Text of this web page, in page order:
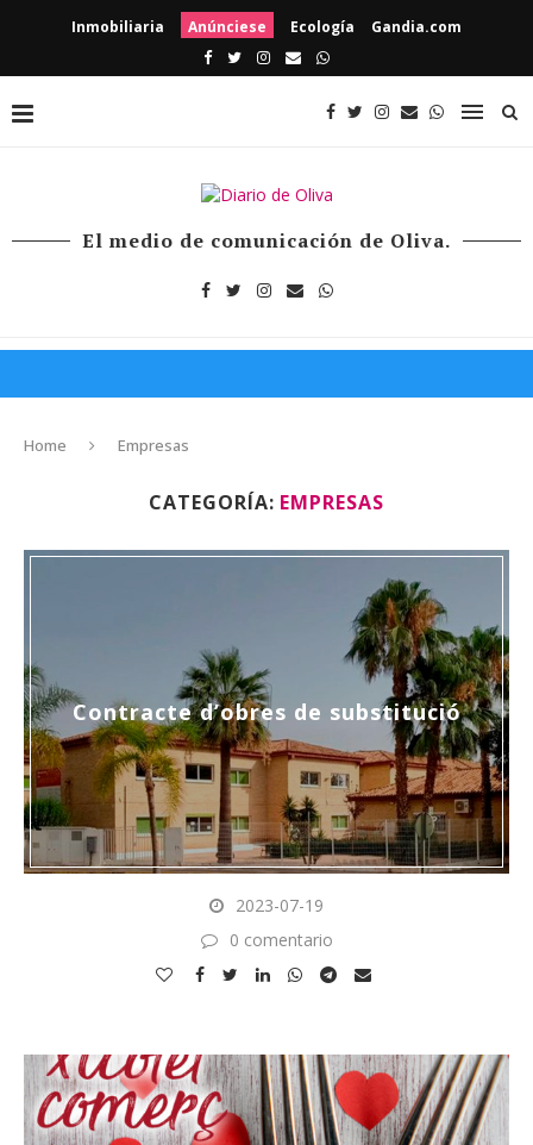
Inmobiliaria Anúnciese Ecología Gandia.com
El medio de comunicación de Oliva.
Home Empresas
CATEGORÍA: EMPRESAS
Contracte d’obres de substitució
2023-07-19
0 comentario